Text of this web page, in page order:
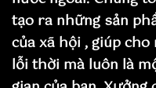
tạo ra những sản
của xã hội , giúp
lỗi thời mà luôn là